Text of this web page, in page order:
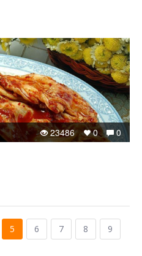
0
0
23486
5 6 7 8
9